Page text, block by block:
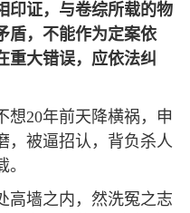
印证，与卷综所载的物
盾，不能作为定案依
重大错误，应依法纠
想20年前天降横祸，申
，被逼招认，背负杀人
高墙之内，然洗冤之志